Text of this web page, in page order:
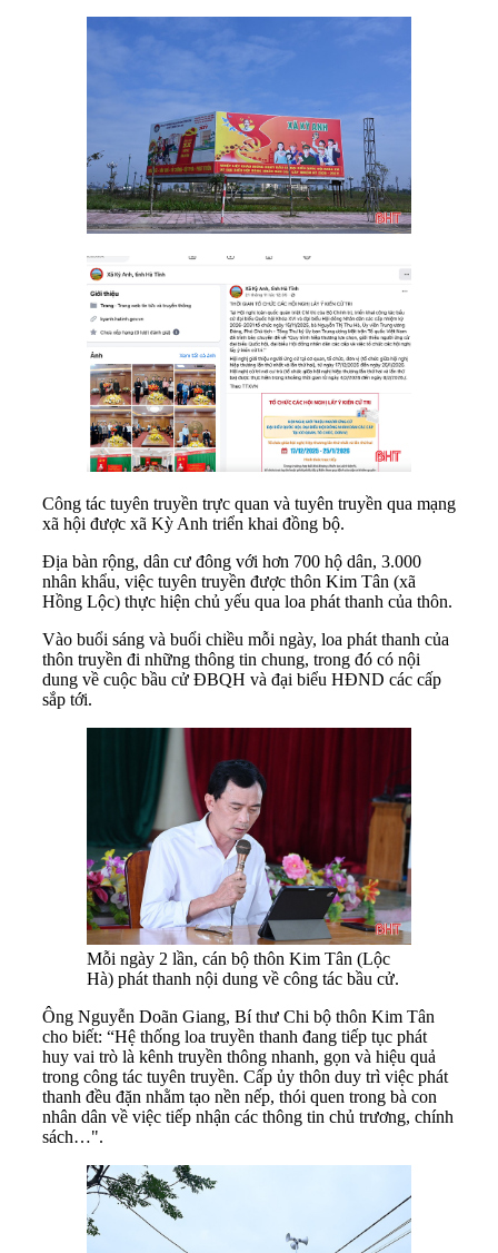
Công tác tuyên truyền trực quan và tuyên truyền qua mạng
xã hội được xã Kỳ Anh triển khai đồng bộ.
Địa bàn rộng, dân cư đông với hơn 700 hộ dân, 3.000
nhân khẩu, việc tuyên truyền được thôn Kim Tân (xã
Hồng Lộc) thực hiện chủ yếu qua loa phát thanh của thôn.
Vào buổi sáng và buổi chiều mỗi ngày, loa phát thanh của
thôn truyền đi những thông tin chung, trong đó có nội
dung về cuộc bầu cử ĐBQH và đại biểu HĐND các cấp
sắp tới.
Mỗi ngày 2 lần, cán bộ thôn Kim Tân (Lộc
Hà) phát thanh nội dung về công tác bầu cử.
Ông Nguyễn Doãn Giang, Bí thư Chi bộ thôn Kim Tân
cho biết: “Hệ thống loa truyền thanh đang tiếp tục phát
huy vai trò là kênh truyền thông nhanh, gọn và hiệu quả
trong công tác tuyên truyền. Cấp ủy thôn duy trì việc phát
thanh đều đặn nhằm tạo nền nếp, thói quen trong bà con
nhân dân về việc tiếp nhận các thông tin chủ trương, chính
sách…".